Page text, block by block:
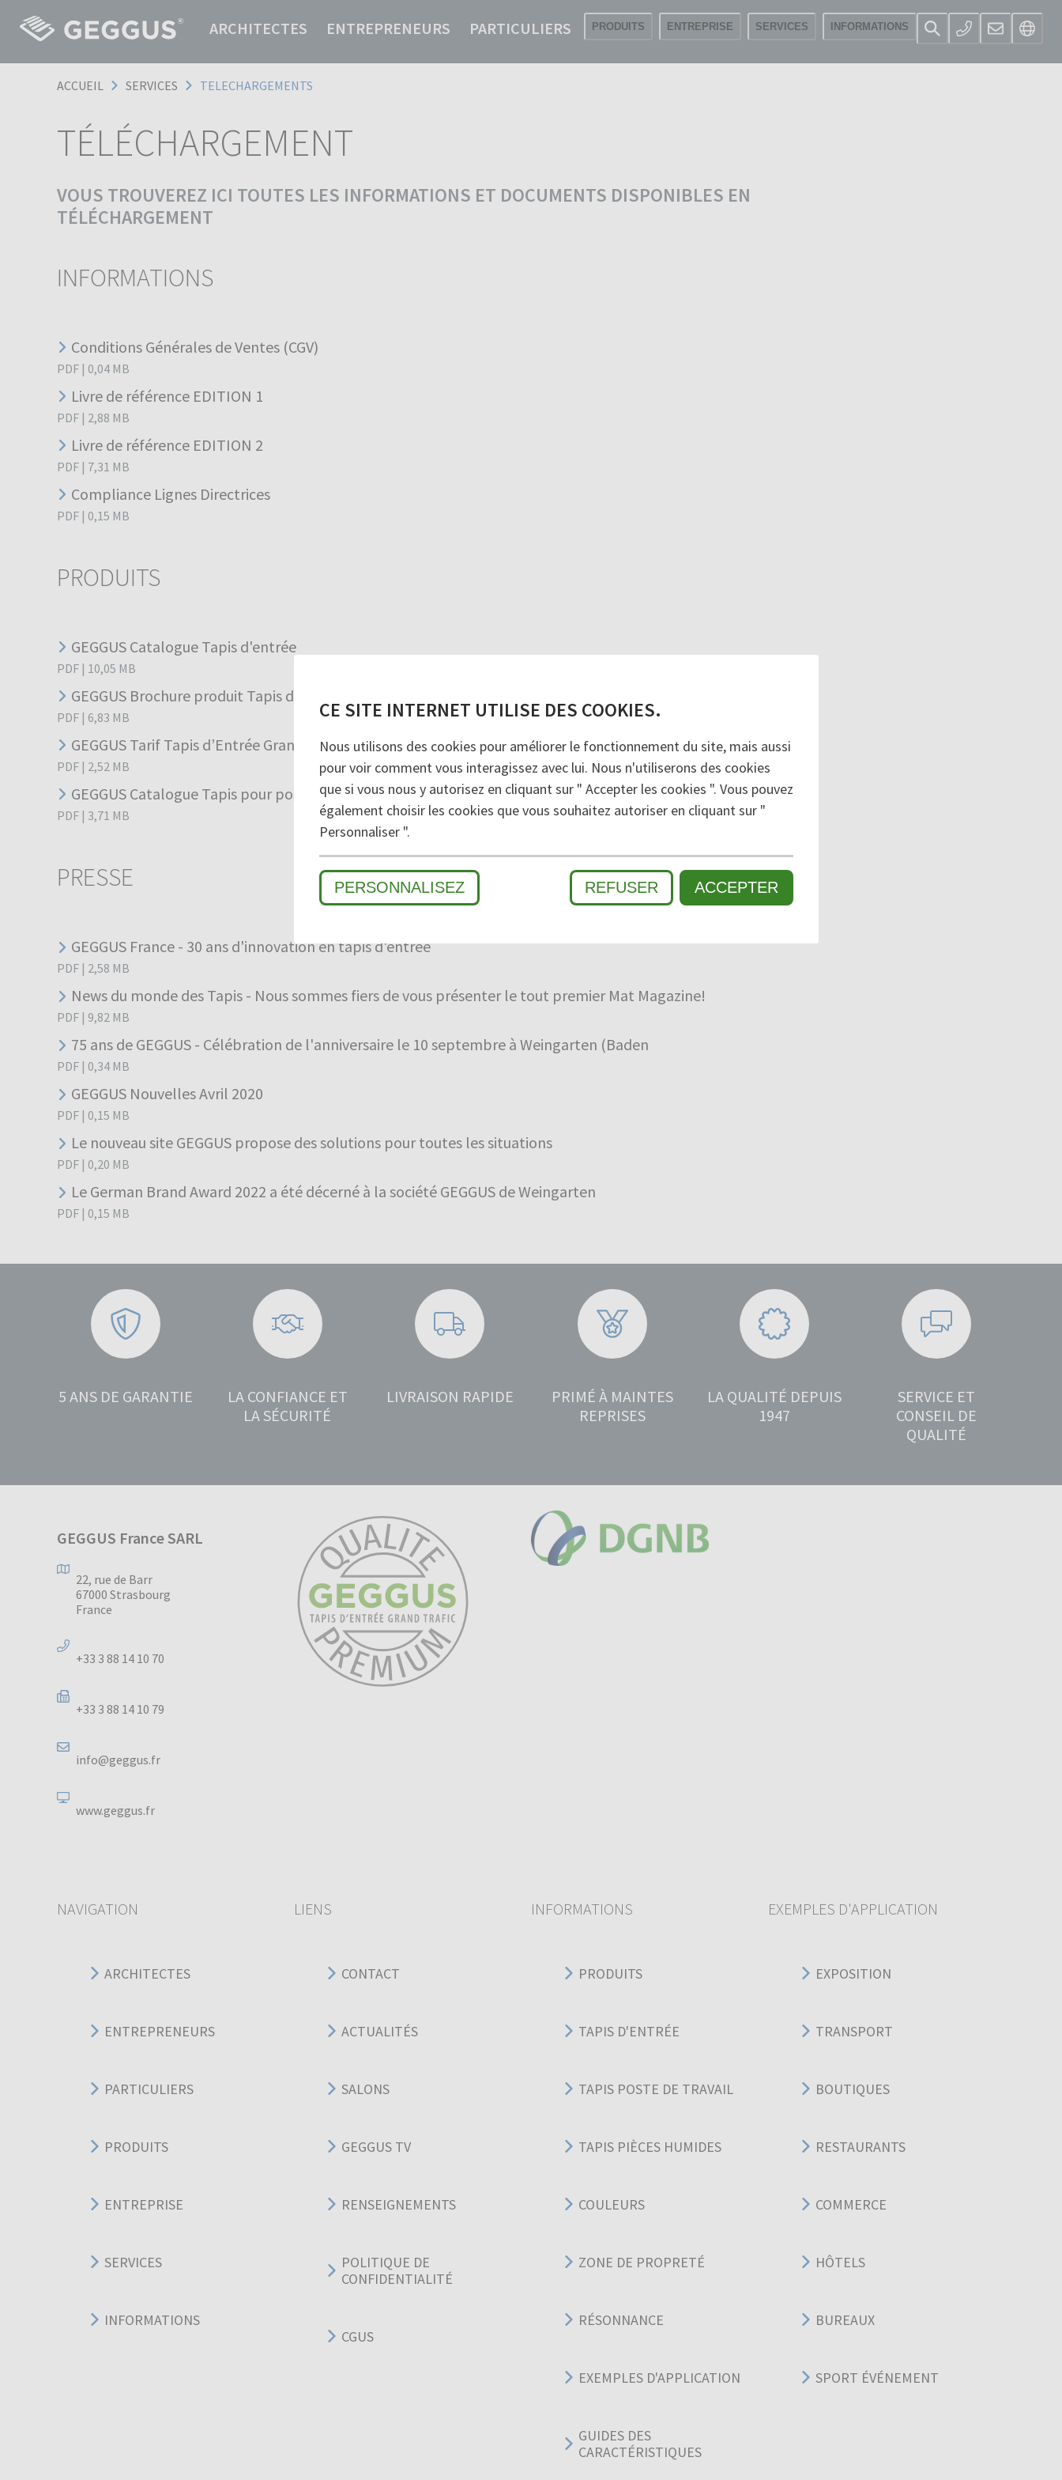
CE SITE INTERNET UTILISE DES COOKIES.
Nous utilisons des cookies pour améliorer le fonctionnement du site, mais aussi
pour voir comment vous interagissez avec lui. Nous n'utiliserons des cookies
que si vous nous y autorisez en cliquant sur " Accepter les cookies ". Vous pouvez
également choisir les cookies que vous souhaitez autoriser en cliquant sur "
Personnaliser ".
PERSONNALISEZ REFUSER ACCEPTER
ARCHITECTES ENTREPRENEURS PARTICULIERS PRODUITS ENTREPRISE SERVICES INFORMATIONS
ACCUEIL SERVICES TELECHARGEMENTS
TÉLÉCHARGEMENT
VOUS TROUVEREZ ICI TOUTES LES INFORMATIONS ET DOCUMENTS DISPONIBLES EN
TÉLÉCHARGEMENT
INFORMATIONS
Conditions Générales de Ventes (CGV)
PDF | 0,04 MB
Livre de référence EDITION 1
PDF | 2,88 MB
Livre de référence EDITION 2
PDF | 7,31 MB
Compliance Lignes Directrices
PDF | 0,15 MB
PRODUITS
GEGGUS Catalogue Tapis d'entrée
PDF | 10,05 MB
GEGGUS Brochure produit Tapis d'entrée
PDF | 6,83 MB
GEGGUS Tarif Tapis d’Entrée Grand Trafic
PDF | 2,52 MB
GEGGUS Catalogue Tapis pour poste de Travail Transfloor
PDF | 3,71 MB
PRESSE
GEGGUS France - 30 ans d'innovation en tapis d'entrée
PDF | 2,58 MB
News du monde des Tapis - Nous sommes fiers de vous présenter le tout premier Mat Magazine!
PDF | 9,82 MB
75 ans de GEGGUS - Célébration de l'anniversaire le 10 septembre à Weingarten (Baden
PDF | 0,34 MB
GEGGUS Nouvelles Avril 2020
PDF | 0,15 MB
Le nouveau site GEGGUS propose des solutions pour toutes les situations
PDF | 0,20 MB
Le German Brand Award 2022 a été décerné à la société GEGGUS de Weingarten
PDF | 0,15 MB
5 ANS DE GARANTIE
LA CONFIANCE ET
LA SÉCURITÉ
LIVRAISON RAPIDE
PRIMÉ À MAINTES
REPRISES
LA QUALITÉ DEPUIS
1947
SERVICE ET
CONSEIL DE
QUALITÉ
GEGGUS France SARL
22, rue de Barr
67000 Strasbourg
France
+33 3 88 14 10 70
+33 3 88 14 10 79
info@geggus.fr
www.geggus.fr
NAVIGATION
ARCHITECTES
ENTREPRENEURS
PARTICULIERS
PRODUITS
ENTREPRISE
SERVICES
INFORMATIONS
LIENS
CONTACT
ACTUALITÉS
SALONS
GEGGUS TV
RENSEIGNEMENTS
POLITIQUE DE
CONFIDENTIALITÉ
CGUS
INFORMATIONS
PRODUITS
TAPIS D'ENTRÉE
TAPIS POSTE DE TRAVAIL
TAPIS PIÈCES HUMIDES
COULEURS
ZONE DE PROPRETÉ
RÉSONNANCE
EXEMPLES D'APPLICATION
GUIDES DES
CARACTÉRISTIQUES
EXEMPLES D'APPLICATION
EXPOSITION
TRANSPORT
BOUTIQUES
RESTAURANTS
COMMERCE
HÔTELS
BUREAUX
SPORT ÉVÉNEMENT